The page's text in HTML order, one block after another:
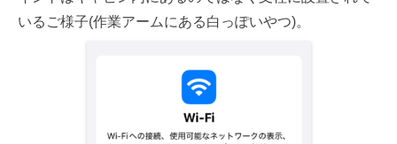
いるご様子(作業アームにある白っぽいやつ)。